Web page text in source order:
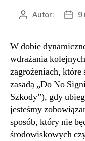
AutorAutor:
Data
9
W dobie
wdrażania
zagrożeniach,
zasadą „Do No
Szkody”), gdy
jesteśmy
sposób, który nie
środowiskowych